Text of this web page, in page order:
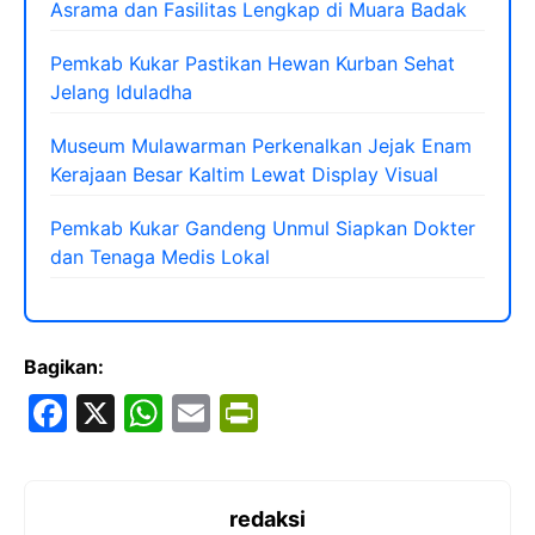
Asrama dan Fasilitas Lengkap di Muara Badak
Pemkab Kukar Pastikan Hewan Kurban Sehat
Jelang Iduladha
Museum Mulawarman Perkenalkan Jejak Enam
Kerajaan Besar Kaltim Lewat Display Visual
Pemkab Kukar Gandeng Unmul Siapkan Dokter
dan Tenaga Medis Lokal
Bagikan:
F
X
W E
redaksi